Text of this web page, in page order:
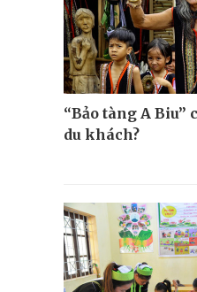
“Bảo tàng A Biu”
du khách?